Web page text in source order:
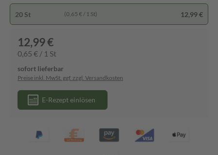
20 St (0,65 € / 1 St) 12,99 €
12,99 €
0,65 € / 1 St
sofort lieferbar
Preise inkl. MwSt. ggf. zzgl. Versandkosten
E-Rezept einlösen